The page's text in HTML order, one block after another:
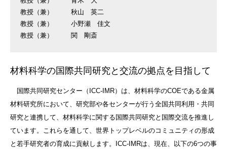
教授（兼）
秋山 英二
教授（兼）
小野瀬 佳文
教授（兼）
関 剛斎
材料科学の国際共同研究と交流の拠点を目指して
国際共同研究センター（ICC-IMR）は、材料科学のCOEである金属
材料研究所において、研究部や各センターが行う全国共同利用・共同
研究と連携して、材料科学に関する国際共同研究と国際交流を推進し
ています。これらを通して、世界トップレベルのコミュニティの形成
と若手研究者の育成に貢献します。ICC-IMRは、現在、以下の6つの事